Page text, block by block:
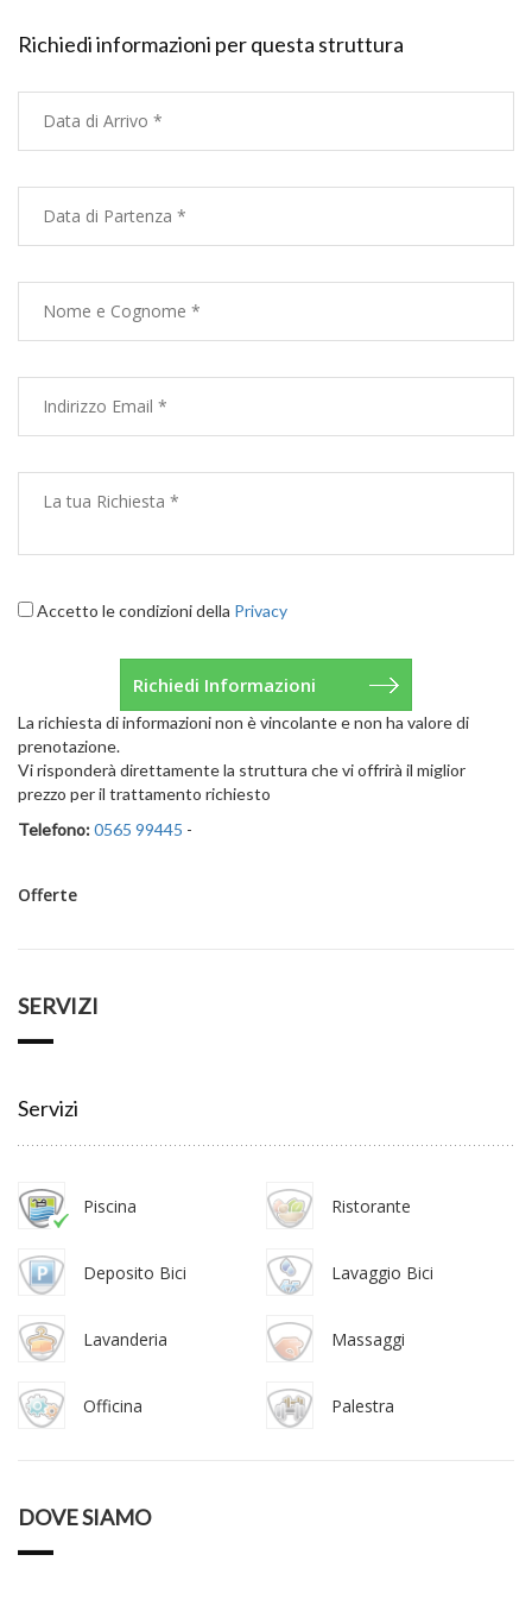
Richiedi informazioni per questa struttura
Accetto le condizioni della Privacy
La richiesta di informazioni non è vincolante e non ha valore di
prenotazione.
Vi risponderà direttamente la struttura che vi offrirà il miglior
prezzo per il trattamento richiesto
Telefono:0565 99445 -
Offerte
SERVIZI
Servizi
Piscina Ristorante
Deposito Bici Lavaggio Bici
Lavanderia Massaggi
Officina Palestra
DOVE SIAMO